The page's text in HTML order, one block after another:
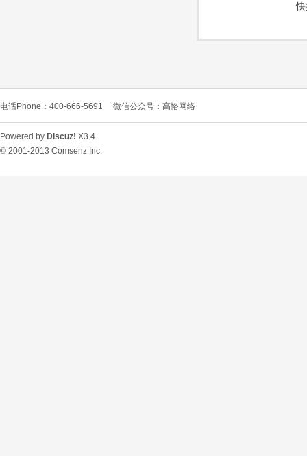
电话Phone：400-666-5691 微信公众号：高恪网络
Powered by Discuz! X3.4
© 2001-2013 Comsenz Inc.